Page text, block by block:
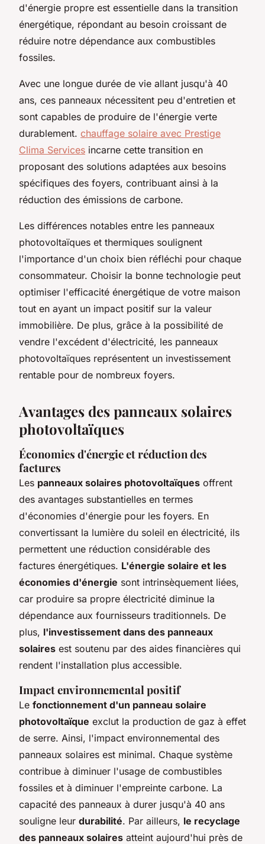
d'énergie propre est essentielle dans la transition
énergétique, répondant au besoin croissant de
réduire notre dépendance aux combustibles
fossiles.
Avec une longue durée de vie allant jusqu'à 40
ans, ces panneaux nécessitent peu d'entretien et
sont capables de produire de l'énergie verte
durablement. chauffage solaire avec Prestige
Clima Services incarne cette transition en
proposant des solutions adaptées aux besoins
spécifiques des foyers, contribuant ainsi à la
réduction des émissions de carbone.
Les différences notables entre les panneaux
photovoltaïques et thermiques soulignent
l'importance d'un choix bien réfléchi pour chaque
consommateur. Choisir la bonne technologie peut
optimiser l'efficacité énergétique de votre maison
tout en ayant un impact positif sur la valeur
immobilière. De plus, grâce à la possibilité de
vendre l'excédent d'électricité, les panneaux
photovoltaïques représentent un investissement
rentable pour de nombreux foyers.
Avantages des panneaux solaires
photovoltaïques
Économies d'énergie et réduction des
factures
Les panneaux solaires photovoltaïques offrent
des avantages substantielles en termes
d'économies d'énergie pour les foyers. En
convertissant la lumière du soleil en électricité, ils
permettent une réduction considérable des
factures énergétiques. L'énergie solaire et les
économies d'énergie sont intrinsèquement liées,
car produire sa propre électricité diminue la
dépendance aux fournisseurs traditionnels. De
plus, l'investissement dans des panneaux
solaires est soutenu par des aides financières qui
rendent l'installation plus accessible.
Impact environnemental positif
Le fonctionnement d'un panneau solaire
photovoltaïque exclut la production de gaz à effet
de serre. Ainsi, l'impact environnemental des
panneaux solaires est minimal. Chaque système
contribue à diminuer l'usage de combustibles
fossiles et à diminuer l'empreinte carbone. La
capacité des panneaux à durer jusqu'à 40 ans
souligne leur durabilité. Par ailleurs, le recyclage
des panneaux solaires atteint aujourd'hui près de